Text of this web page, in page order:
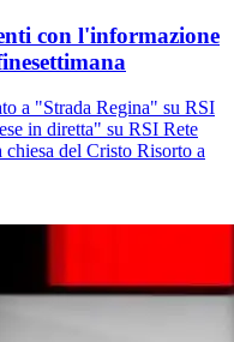
con l'informazione
a "Strada Regina" su RSI
in diretta" su RSI Rete
chiesa del Cristo Risorto a